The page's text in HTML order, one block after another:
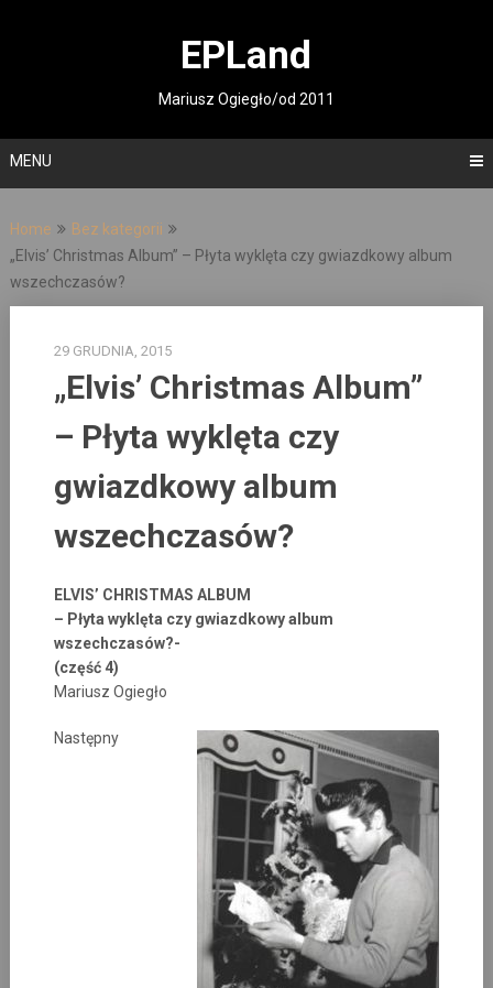
EPLand
Mariusz Ogiegło/od 2011
MENU
Home
Bez kategorii
„Elvis’ Christmas Album” – Płyta wyklęta czy gwiazdkowy album
wszechczasów?
29 GRUDNIA, 2015
„Elvis’ Christmas Album”
– Płyta wyklęta czy
gwiazdkowy album
wszechczasów?
ELVIS’ CHRISTMAS ALBUM
– Płyta wyklęta czy gwiazdkowy album
wszechczasów?-
(część 4)
Mariusz Ogiegło
Następny